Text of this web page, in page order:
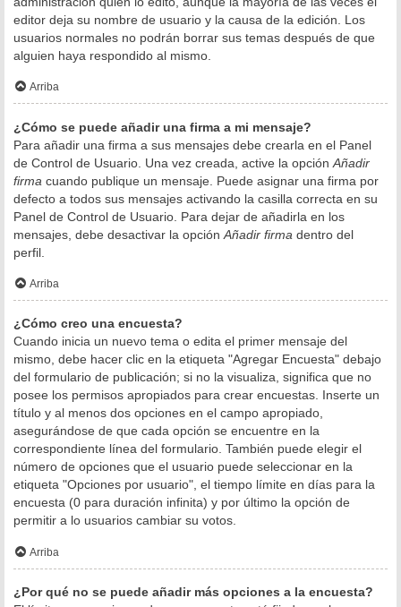
editor deja su nombre de usuario y la causa de la edición. Los
usuarios normales no podrán borrar sus temas después de que
alguien haya respondido al mismo.
Arriba
¿Cómo se puede añadir una firma a mi mensaje?
Para añadir una firma a sus mensajes debe crearla en el Panel
de Control de Usuario. Una vez creada, active la opción Añadir
firma cuando publique un mensaje. Puede asignar una firma por
defecto a todos sus mensajes activando la casilla correcta en su
Panel de Control de Usuario. Para dejar de añadirla en los
mensajes, debe desactivar la opción Añadir firma dentro del
perfil.
Arriba
¿Cómo creo una encuesta?
Cuando inicia un nuevo tema o edita el primer mensaje del
mismo, debe hacer clic en la etiqueta "Agregar Encuesta" debajo
del formulario de publicación; si no la visualiza, significa que no
posee los permisos apropiados para crear encuestas. Inserte un
título y al menos dos opciones en el campo apropiado,
asegurándose de que cada opción se encuentre en la
correspondiente línea del formulario. También puede elegir el
número de opciones que el usuario puede seleccionar en la
etiqueta "Opciones por usuario", el tiempo límite en días para la
encuesta (0 para duración infinita) y por último la opción de
permitir a lo usuarios cambiar su votos.
Arriba
¿Por qué no se puede añadir más opciones a la encuesta?